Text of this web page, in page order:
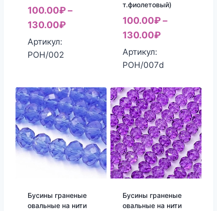
100.00₽–
130.00₽
Артикул:
РОН/002
т.фиолетовый)
100.00₽–
130.00₽
Артикул:
РОН/007d
Бусины граненые
овальные на нити
Бусины граненые
овальные на нити